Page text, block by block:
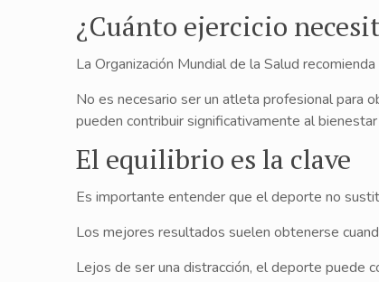
¿Cuánto ejercicio
La Organización Mundial de la Salud
No es necesario ser un atleta profesional para
pueden contribuir significativamente al
El equilibrio es la clave
Es importante entender que el deporte no
Los mejores resultados suelen obtenerse
Lejos de ser una distracción, el deporte puede